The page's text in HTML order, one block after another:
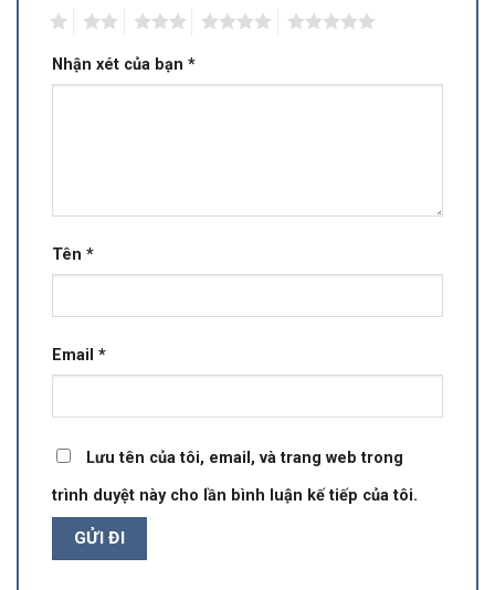
Nhận xét của bạn *
Tên *
Email *
Lưu tên của tôi, email, và trang web trong
trình duyệt này cho lần bình luận kế tiếp của tôi.